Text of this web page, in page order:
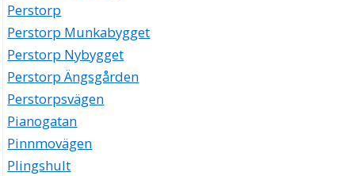
Perstorp
Perstorp Munkabygget
Perstorp Nybygget
Perstorp Ängsgården
Perstorpsvägen
Pianogatan
Pinnmovägen
Plingshult